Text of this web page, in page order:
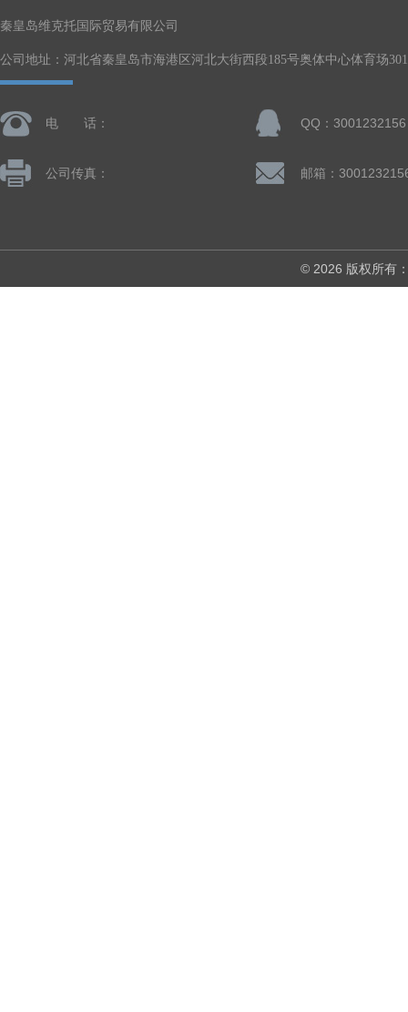
秦皇岛维克托国际贸易有限公司
公司地址：河北省秦皇岛市海港区河北大街西段185号奥体中心体育场
电 话： QQ：3001232156
公司传真： 邮箱：
© 2026 版权所有